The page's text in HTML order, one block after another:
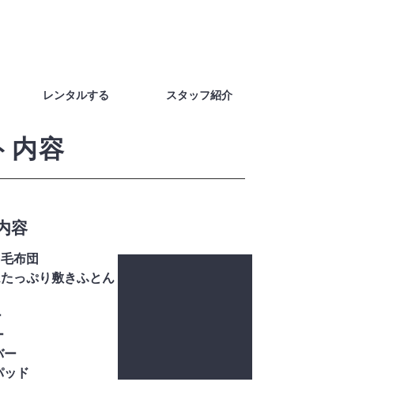
レンタルする スタッフ紹介
内容
容
布団
ぷり敷きふとん
ー
ッド